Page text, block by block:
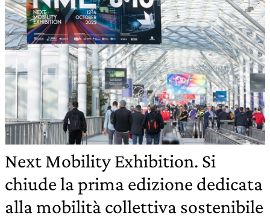
Next Mobility Exhibition. Si
chiude la prima edizione dedicata
alla mobilità collettiva sostenibile